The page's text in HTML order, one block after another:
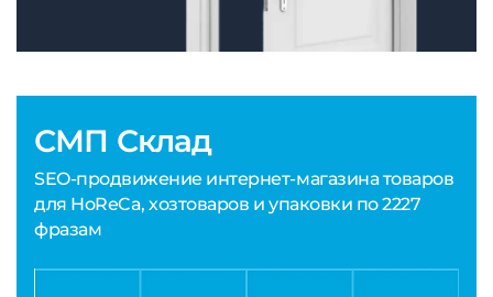
СМП Склад
SEO-продвижение интернет-магазина товаров
для HoReCa, хозтоваров и упаковки по 2227
фразам